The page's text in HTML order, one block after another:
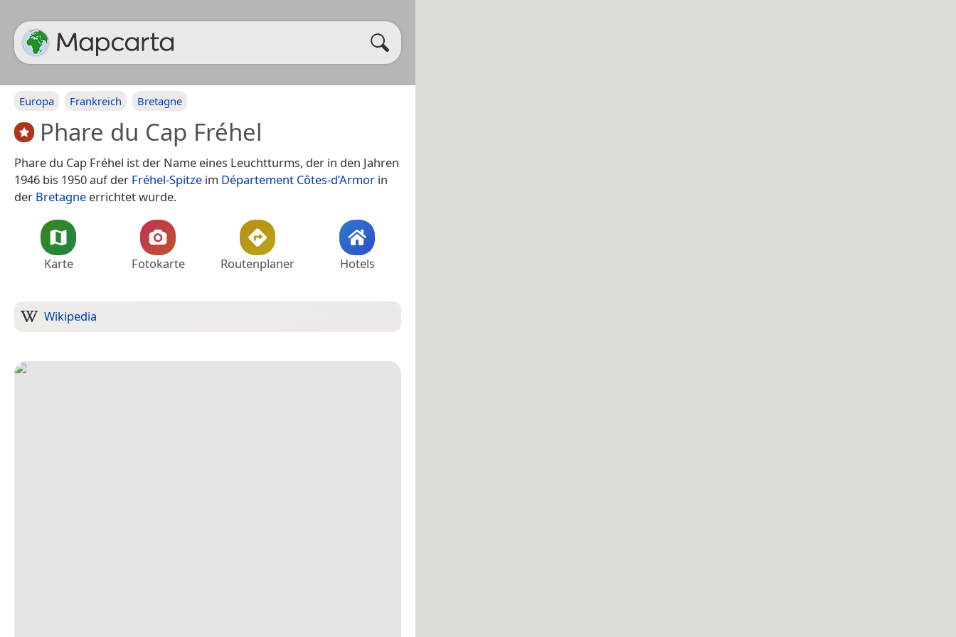
Europa Frankreich Bretagne
Phare du Cap Fréhel
Phare du Cap Fréhel ist der Name eines Leuchtturms, der in den Jahren
1946 bis 1950 auf der Fréhel-Spitze im Département Côtes-d’Armor in
der Bretagne errichtet wurde.
Karte Fotokarte Routenplaner Hotels
Wikipedia